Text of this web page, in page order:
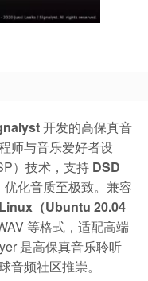
开发的高保真音
师与音乐爱好者设
）技术，支持 DSD
优化音质至极致。兼容
Linux（Ubuntu 20.04
等格式，适配高端
是高保真音乐聆听
音频社区推崇。